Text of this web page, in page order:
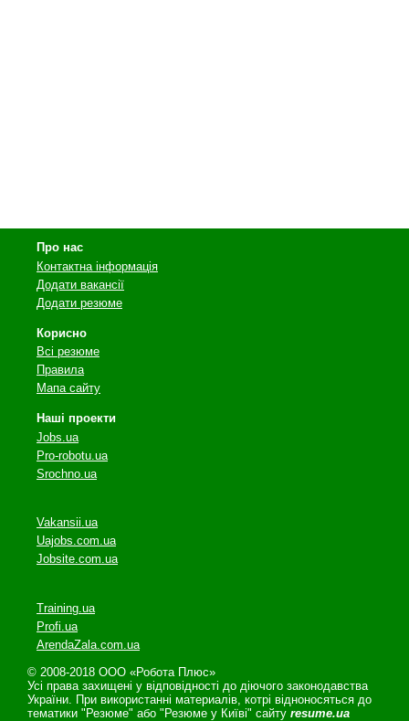
Про нас
Контактна інформація
Додати вакансії
Додати резюме
Корисно
Всі резюме
Правила
Мапа сайту
Наші проекти
Jobs.ua
Pro-robotu.ua
Srochno.ua
Vakansii.ua
Uajobs.com.ua
Jobsite.com.ua
Training.ua
Profi.ua
ArendaZala.com.ua
© 2008-2018 ООО «Робота Плюс»
Усі права захищені у відповідності до діючого законодавства
України. При використанні материалів, котрі відноносяться до
тематики "Резюме" або "Резюме у Київі" сайту resume.ua